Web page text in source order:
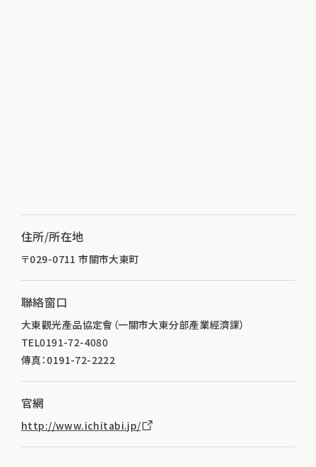
住所/所在地
〒029-0711 市關市大東町
聯絡窗口
大東觀光產品協定會（一關市大東分部產業經濟課）
TEL0191-72-4080
傳真：0191-72-2222
官網
http://www.ichitabi.jp/